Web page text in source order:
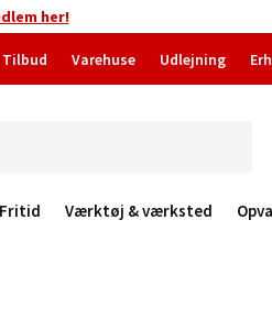
her!
Tilbud Varehuse Udlejning
Fritid Værktøj & værksted